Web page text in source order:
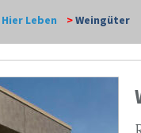
Hier Leben >Weingüter